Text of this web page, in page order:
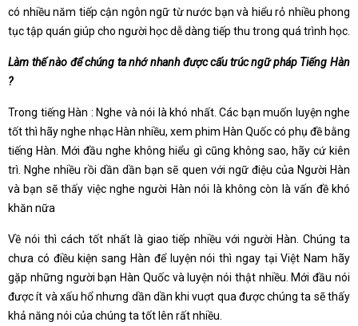
có nhiều năm tiếp cận ngôn ngữ từ nước bạn và hiểu rỏ nhiều phong
tục tập quán giúp cho người học dễ dàng tiếp thu trong quá trình học.
Làm thế nào để chúng ta nhớ nhanh được cấu trúc ngữ pháp Tiếng Hàn
?
Trong tiếng Hàn : Nghe và nói là khó nhất. Các bạn muốn luyện nghe
tốt thì hãy nghe nhạc Hàn nhiều, xem phim Hàn Quốc có phụ đề bằng
tiếng Hàn. Mới đầu nghe không hiểu gì cũng không sao, hãy cứ kiên
trì. Nghe nhiều rồi dần dần bạn sẽ quen với ngữ điệu của Người Hàn
và bạn sẽ thấy việc nghe người Hàn nói là không còn là vấn đề khó
khăn nữa
Về nói thì cách tốt nhất là giao tiếp nhiều với người Hàn. Chúng ta
chưa có điều kiện sang Hàn để luyện nói thì ngay tại Việt Nam hãy
gặp những người bạn Hàn Quốc và luyện nói thật nhiều. Mới đầu nói
được ít và xấu hổ nhưng dần dần khi vuợt qua được chúng ta sẽ thấy
khả năng nói của chúng ta tốt lên rất nhiều.